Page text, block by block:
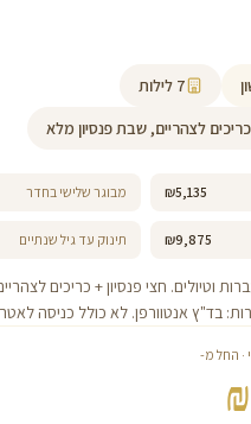
7 לילות
כריכים לצהריים, שבת פנסיון מלא
₪5,135 מבוגר שלישי בחדר
₪9,875 תינוק עד גיל שנתיים
וטיולים. חצי פנסיון + כריכים
בד"ץ אנטוורפן. לא כולל כניסה
· החל מ-
₪